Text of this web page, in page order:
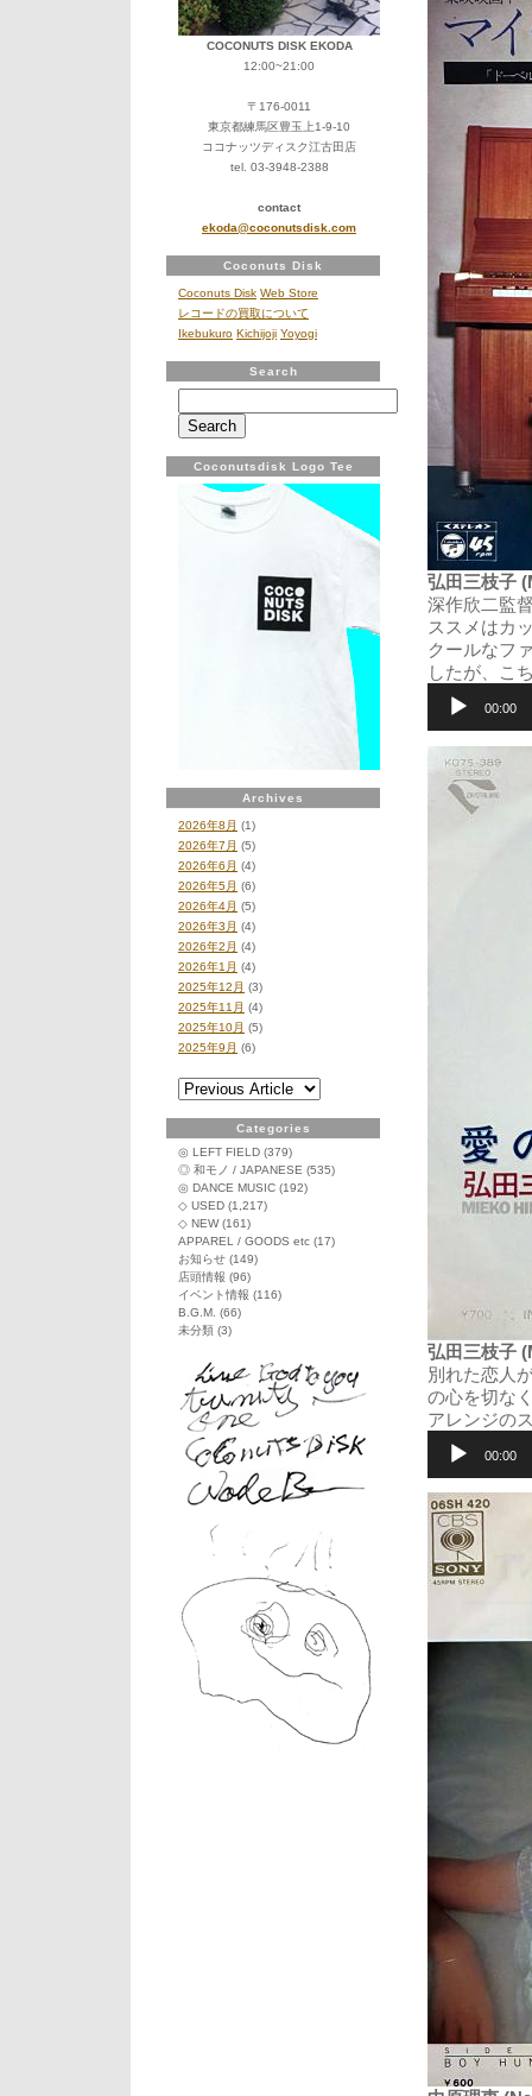
弘田三枝子
深作欣二監
ススメはカ
クールなフ
したが、こ
プ
レ
00:00
弘田三枝子
別れた恋人
の心を切な
アレンジの
プ
レ
ー
ヤ
ー
00:00
COCONUTS DISK EKODA
12:00~21:00
〒176-0011
東京都練馬区豊玉上1-9-10
ココナッツディスク江古田店
tel. 03-3948-2388
contact
ekoda@coconutsdisk.com
Coconuts Disk
Coconuts Disk Web Store
レコードの買取について
Ikebukuro Kichijoji Yoyogi
Search
for:
Coconutsdisk Logo Tee
Archives
2026年8月 (1)
2026年7月 (5)
2026年6月 (4)
2026年5月 (6)
2026年4月 (5)
2026年3月 (4)
2026年2月 (4)
2026年1月 (4)
2025年12月 (3)
2025年11月 (4)
2025年10月 (5)
2025年9月 (6)
Categories
◎ LEFT FIELD (379)
◎ 和モノ / JAPANESE (535)
◎ DANCE MUSIC (192)
◇ USED (1,217)
◇ NEW(161)
APPAREL / GOODS etc (17)
お知らせ (149)
店頭情報 (96)
イベント情報 (116)
B.G.M. (66)
未分類 (3)